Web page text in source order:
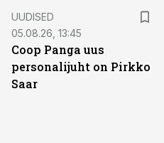
UUDISED
05.08.26, 13:45
Coop Panga uus
personalijuht on Pirkko
Saar